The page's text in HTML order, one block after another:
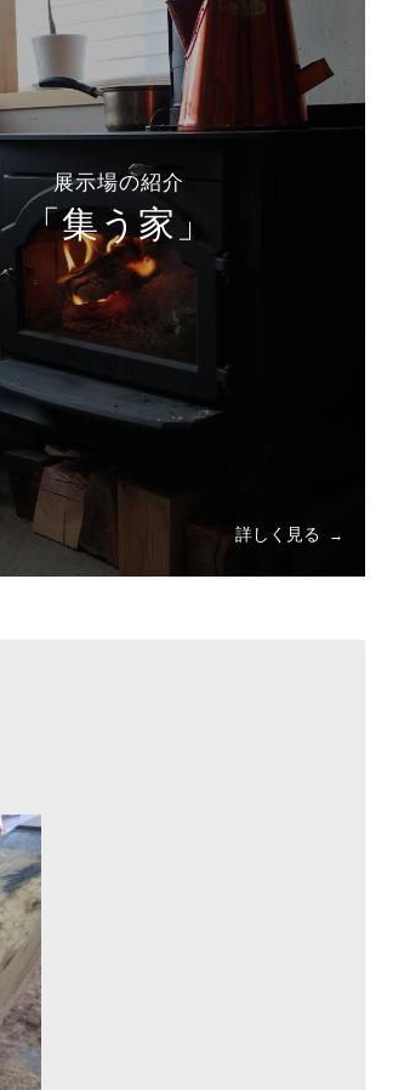
展示場の紹介
「集う家」
詳しく見る